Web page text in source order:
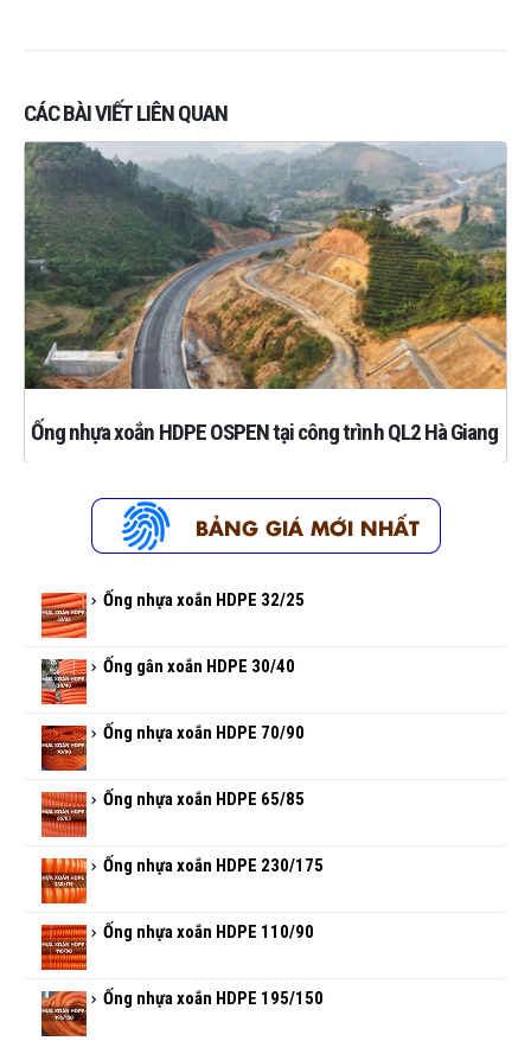
CÁC BÀI VIẾT LIÊN QUAN
Ống nhựa xoắn HDPE OSPEN tại công trình QL2 Hà Giang
Ống nhựa xoắn HDPE 32/25
Ống gân xoắn HDPE 30/40
Ống nhựa xoắn HDPE 70/90
Ống nhựa xoắn HDPE 65/85
Ống nhựa xoắn HDPE 230/175
Ống nhựa xoắn HDPE 110/90
Ống nhựa xoắn HDPE 195/150